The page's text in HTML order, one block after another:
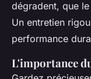
dégradent, que
Un entretien
performance
L'importance